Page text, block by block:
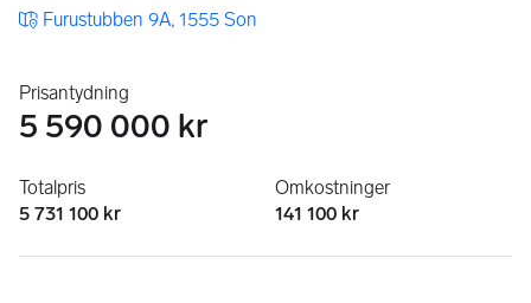
Furustubben 9A, 1555 Son
Prisantydning
5 590 000 kr
Totalpris
5 731 100 kr
Omkostninger
141 100 kr